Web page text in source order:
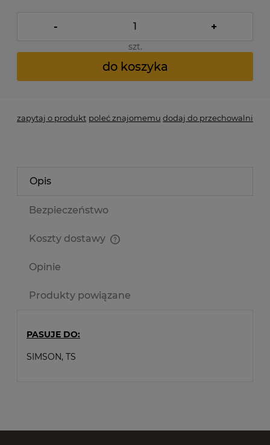
- +
szt.
do koszyka
zapytaj o produkt poleć znajomemu dodaj do przechowalni
Opis
Bezpieczeństwo
Koszty dostawy
Opinie
Produkty powiązane
PASUJE DO:
SIMSON, TS